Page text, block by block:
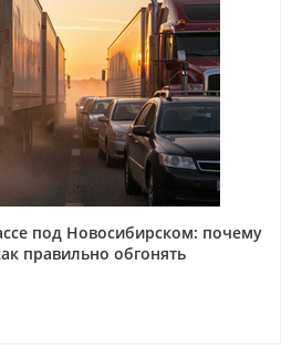
под Новосибирском: почему
правильно обгонять